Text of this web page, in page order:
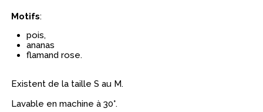
Motifs:
pois,
ananas
flamand rose.
Existent de la taille S au M.
Lavable en machine à 30°.